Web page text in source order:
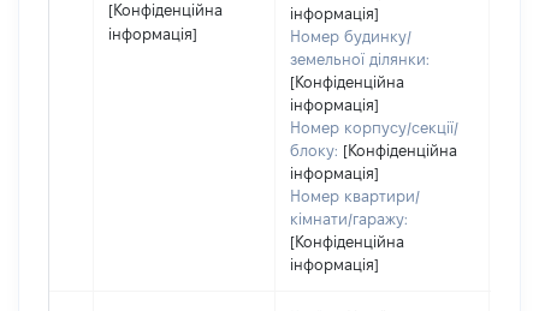
[Конфіденційна
інформація]
інформація]
Номер будинку/
земельної ділянки:
[Конфіденційна
інформація]
Номер корпусу/секції/
блоку: [Конфіденційна
інформація]
Номер квартири/
кімнати/гаражу:
[Конфіденційна
інформація]